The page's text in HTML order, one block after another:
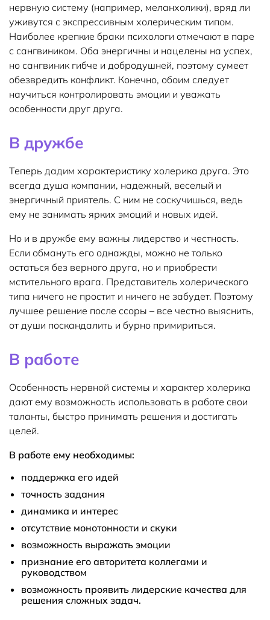
нервную систему (например, меланхолики), вряд ли
уживутся с экспрессивным холерическим типом.
Наиболее крепкие браки психологи отмечают в паре
с сангвиником. Оба энергичны и нацелены на успех,
но сангвиник гибче и добродушней, поэтому сумеет
обезвредить конфликт. Конечно, обоим следует
научиться контролировать эмоции и уважать
особенности друг друга.
В дружбе
Теперь дадим характеристику холерика друга. Это
всегда душа компании, надежный, веселый и
энергичный приятель. С ним не соскучишься, ведь
ему не занимать ярких эмоций и новых идей.
Но и в дружбе ему важны лидерство и честность.
Если обмануть его однажды, можно не только
остаться без верного друга, но и приобрести
мстительного врага. Представитель холерического
типа ничего не простит и ничего не забудет. Поэтому
лучшее решение после ссоры – все честно выяснить,
от души поскандалить и бурно примириться.
В работе
Особенность нервной системы и характер холерика
дают ему возможность использовать в работе свои
таланты, быстро принимать решения и достигать
целей.
В работе ему необходимы:
поддержка его идей
точность задания
динамика и интерес
отсутствие монотонности и скуки
возможность выражать эмоции
признание его авторитета коллегами и
руководством
возможность проявить лидерские качества для
решения сложных задач.